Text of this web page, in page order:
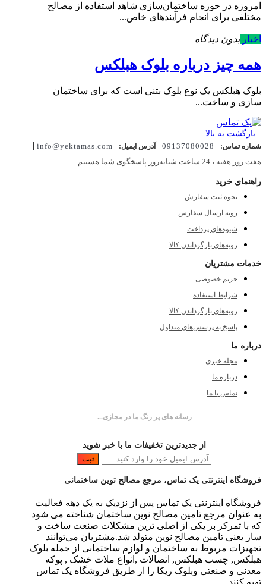
امروزه در حوزه ساختمان‌سازی شاهد استفاده از مصالح
مختلفی برای انجام فرآیندهای خاص...
اخبار بدون دیدگاه
همه چیز درباره بلوک هبلکس
بلوک هبلکس یک نوع بلوک بتنی است که برای ساختمان
سازی و ساخت...
بازگشت به بالا
شماره تماس: 09137080028
| آدرس ایمیل: info@yektamas.com
|
هفت روز هفته ، 24 ساعت شبانه‌روز پاسخگوی شما هستیم.
راهنمای خرید
نحوه ثبت سفارش
رویه ارسال سفارش
شیوه‌های پرداخت
رویه‌های بازگرداندن کالا
خدمات مشتریان
حریم خصوصی
شرایط استفاده
رویه‌های بازگرداندن کالا
پاسخ به پرسش‌های متداول
درباره ما
مجله خبری
درباره ما
تماس با ما
رسانه های پر رنگ ما در مجازی...
از جدیدترین تخفیفات ما با خبر شوید
ثبت
فروشگاه اینترنتی یک تماس، مرجع مصالح توین ساختمانی
فروشگاه اینترنتی یک تماس پس از نزدیک به یک دهه فعالیت
به عنوان مرجع تامین مصالح نوین ساختمان شناخته می شود
که با تمرکز بر یکی از اصلی ترین مشکلات صنعت ساخت و
ساز یعنی تامین مصالح نوین متولد شد.مشتریان می‌توانند
تجهیزات مربوط به ساختمان و لوازم ساختمانی از جمله بلوک
هبلکس, چسب هبلکس, اتصالات ,انواع ملات خشک , پوکه
معدنی و صنعتی وبلوک ریکا را از طریق فروشگاه یک تماس